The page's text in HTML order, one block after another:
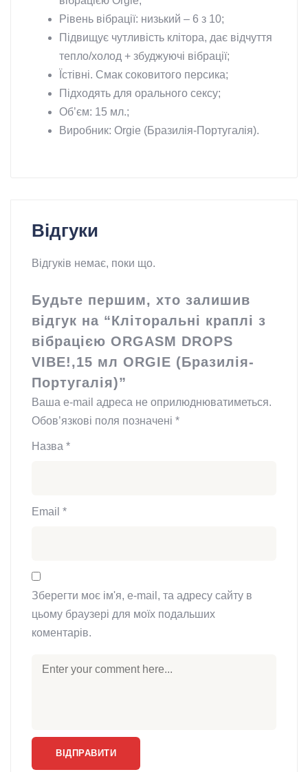
Рівень вібрації: низький – 6 з 10;
Підвищує чутливість клітора, дає відчуття
тепло/холод + збуджуючі вібрації;
Їстівні. Смак соковитого персика;
Підходять для орального сексу;
Об’єм: 15 мл.;
Виробник: Orgie (Бразилія-Португалія).
Відгуки
Відгуків немає, поки що.
Будьте першим, хто залишив
відгук на “Кліторальні краплі з
вібрацією ORGASM DROPS
VIBE!,15 мл ORGIE (Бразилія-
Португалія)”
Ваша e-mail адреса не оприлюднюватиметься.
Обов’язкові поля позначені *
Назва *
Email *
Зберегти моє ім'я, e-mail, та адресу сайту в
цьому браузері для моїх подальших
коментарів.